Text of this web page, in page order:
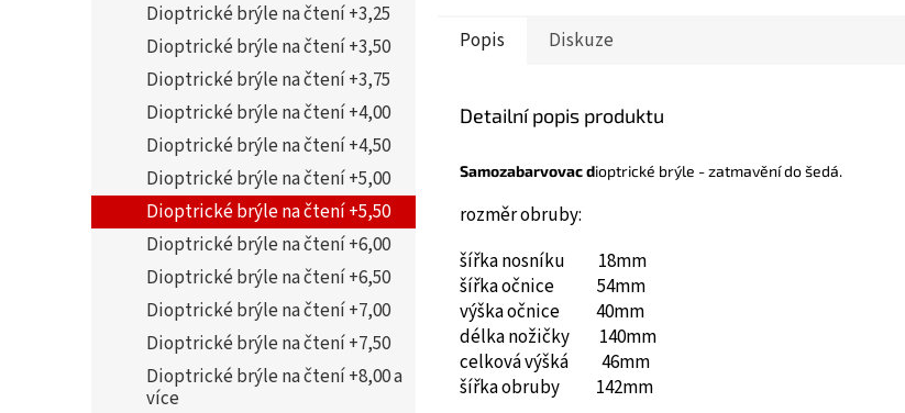
Dioptrické brýle na čtení +3,25
Dioptrické brýle na čtení +3,50
Dioptrické brýle na čtení +3,75
Dioptrické brýle na čtení +4,00
Dioptrické brýle na čtení +4,50
Dioptrické brýle na čtení +5,00
Dioptrické brýle na čtení +5,50
Dioptrické brýle na čtení +6,00
Dioptrické brýle na čtení +6,50
Dioptrické brýle na čtení +7,00
Dioptrické brýle na čtení +7,50
Dioptrické brýle na čtení +8,00 a
více
Popis Diskuze
Detailní popis produktu
Samozabarvovac dioptrické brýle - zatmavění do šedá.
rozměr obruby:
šířka nosníku 18mm
šířka očnice 54mm
výška očnice 40mm
délka nožičky 140mm
celková výšká 46mm
šířka obruby 142mm